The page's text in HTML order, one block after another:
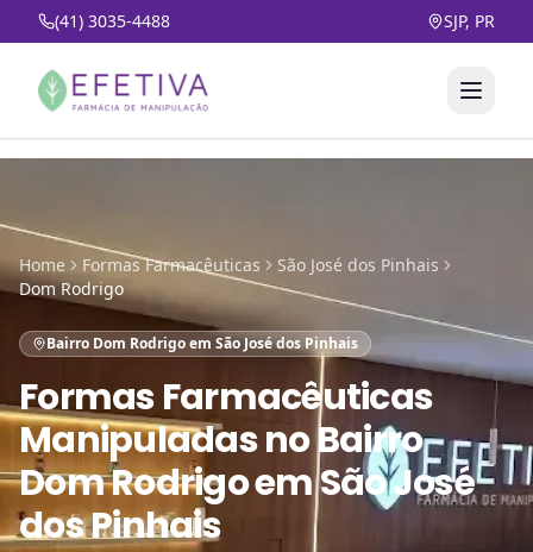
(41) 3035-4488 SJP, PR
Home Formas Farmacêuticas
São José dos Pinhais
Dom Rodrigo
Bairro Dom Rodrigo em São José dos Pinhais
Formas Farmacêuticas
ManipuladasnoBairro
Dom Rodrigo em São José
dos Pinhais